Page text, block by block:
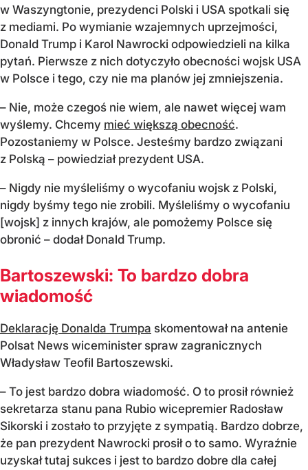
w Waszyngtonie, prezydenci Polski i USA spotkali się
z mediami. Po wymianie wzajemnych uprzejmości,
Donald Trump i Karol Nawrocki odpowiedzieli na kilka
pytań. Pierwsze z nich dotyczyło obecności wojsk USA
w Polsce i tego, czy nie ma planów jej zmniejszenia.
– Nie, może czegoś nie wiem, ale nawet więcej wam
wyślemy. Chcemy mieć większą obecność.
Pozostaniemy w Polsce. Jesteśmy bardzo związani
z Polską – powiedział prezydent USA.
– Nigdy nie myśleliśmy o wycofaniu wojsk z Polski,
nigdy byśmy tego nie zrobili. Myśleliśmy o wycofaniu
[wojsk] z innych krajów, ale pomożemy Polsce się
obronić – dodał Donald Trump.
Bartoszewski: To bardzo dobra
wiadomość
Deklarację Donalda Trumpa skomentował na antenie
Polsat News wiceminister spraw zagranicznych
Władysław Teofil Bartoszewski.
– To jest bardzo dobra wiadomość. O to prosił również
sekretarza stanu pana Rubio wicepremier Radosław
Sikorski i zostało to przyjęte z sympatią. Bardzo dobrze,
że pan prezydent Nawrocki prosił o to samo. Wyraźnie
uzyskał tutaj sukces i jest to bardzo dobre dla całej